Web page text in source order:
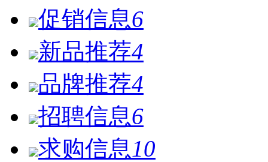
促销信息6
新品推荐4
品牌推荐4
招聘信息6
求购信息 10